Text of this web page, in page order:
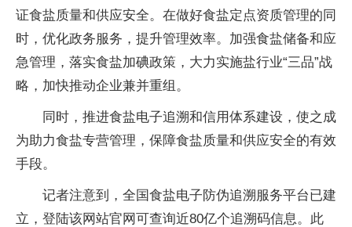
证食盐质量和供应安全。在做好食盐定点资质管理的同
时，优化政务服务，提升管理效率。加强食盐储备和应
急管理，落实食盐加碘政策，大力实施盐行业“三品”战
略，加快推动企业兼并重组。
同时，推进食盐电子追溯和信用体系建设，使之成
为助力食盐专营管理，保障食盐质量和供应安全的有效
手段。
记者注意到，全国食盐电子防伪追溯服务平台已建
立，登陆该网站官网可查询近80亿个追溯码信息。此